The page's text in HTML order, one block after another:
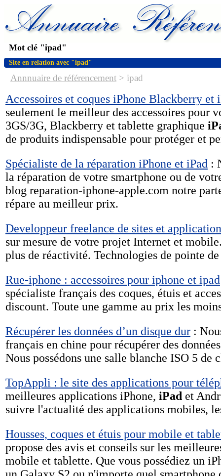
Mot clé "ipad"
Site en relation avec "ipad"
Annnuaire de référencement > ipad
Accessoires et coques iPhone Blackberry et
seulement le meilleur des accessoires pour
3GS/3G, Blackberry et tablette graphique
de produits indispensable pour protéger et
Spécialiste de la réparation iPhone et iPad :
la réparation de votre smartphone ou de
blog reparation-iphone-apple.com notre
répare au meilleur prix.
Developpeur freelance de sites et
sur mesure de votre projet Internet et
plus de réactivité. Technologies de pointe
Rue-iphone : accessoires pour iphone et ipad
spécialiste français des coques, étuis et
discount. Toute une gamme au prix les
Récupérer les données d’un disque dur :
français en chine pour récupérer des
Nous possédons une salle blanche ISO 5 de
TopAppli : le site des applications pour
meilleures applications iPhone, iPad et
suivre l'actualité des applications mobiles,
Housses, coques et étuis pour mobile et
propose des avis et conseils sur les
mobile et tablette. Que vous possédiez un